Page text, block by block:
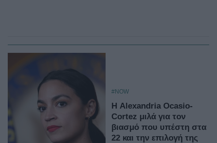
#NOW
Η Alexandria Ocasio-
Cortez μιλά για τον
βιασμό που υπέστη στα
22 και την επιλογή της